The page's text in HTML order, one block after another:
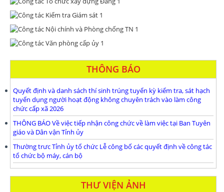
THÔNG BÁO
Quyết định và danh sách thí sinh trúng tuyển kỳ kiểm tra, sát hạch
tuyển dụng người hoạt động không chuyên trách vào làm công
chức cấp xã 2026
THÔNG BÁO Về việc tiếp nhận công chức về làm việc tại Ban Tuyên
giáo và Dân vận Tỉnh ủy
Thường trưc Tỉnh ủy tổ chức Lễ công bố các quyết định về công tác
tổ chức bộ máy, cán bộ
THƯ VIỆN ẢNH